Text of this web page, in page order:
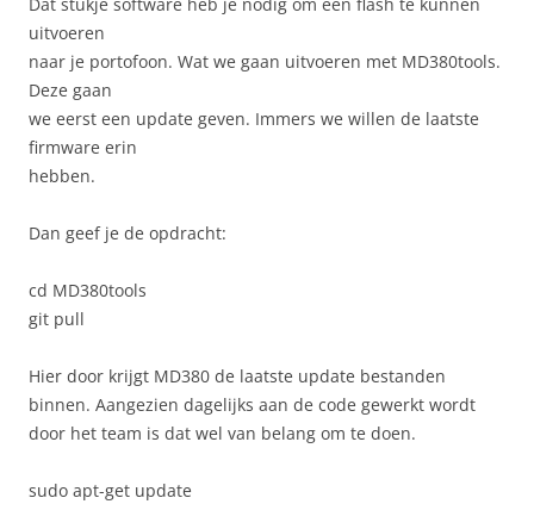
uitvoeren
naar je portofoon. Wat we gaan uitvoeren met MD380tools.
Deze gaan
we eerst een update geven. Immers we willen de laatste
firmware erin
hebben.
Dan geef je de opdracht:
cd MD380tools
git pull
Hier door krijgt MD380 de laatste update bestanden
binnen. Aangezien dagelijks aan de code gewerkt wordt
door het team is dat wel van belang om te doen.
sudo apt-get update